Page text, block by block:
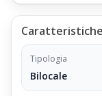
Abetone
,
Appartamento
Terra Terrazzo
Caratteristiche
Tipologia
Bilocale